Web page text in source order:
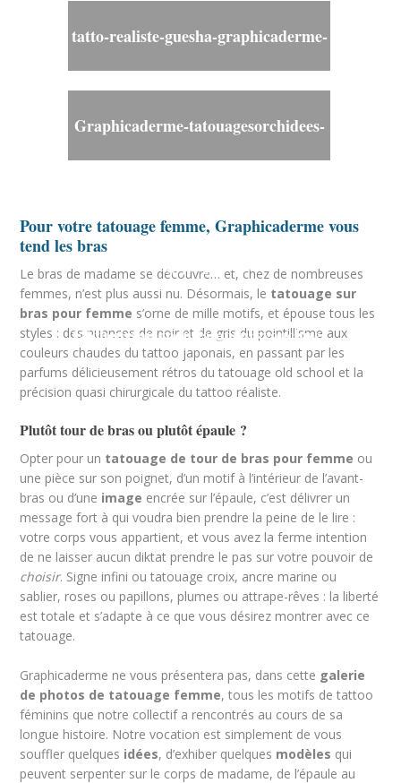
tatto-realiste-guesha-graphicaderme-
Graphicaderme-tatouagesorchidees-
tatouagepoignetfleurs-
tatoueursavignon-tatoueursvaucluse-
meilleurstatoueur.jpg
Pour votre tatouage femme, Graphicaderme vous
tend les bras
Le bras de madame se découvre… et, chez de nombreuses
femmes, n’est plus aussi nu. Désormais, le tatouage sur
bras pour femme s’orne de mille motifs, et épouse tous les
styles : des nuances de noir et de gris du pointillisme aux
couleurs chaudes du tattoo japonais, en passant par les
parfums délicieusement rétros du tatouage old school et la
précision quasi chirurgicale du tattoo réaliste.
Plutôt tour de bras ou plutôt épaule ?
Opter pour un tatouage de tour de bras pour femme ou
une pièce sur son poignet, d’un motif à l’intérieur de l’avant-
bras ou d’une image encrée sur l’épaule, c’est délivrer un
message fort à qui voudra bien prendre la peine de le lire :
votre corps vous appartient, et vous avez la ferme intention
de ne laisser aucun diktat prendre le pas sur votre pouvoir de
choisir. Signe infini ou tatouage croix, ancre marine ou
sablier, roses ou papillons, plumes ou attrape-rêves : la liberté
est totale et s’adapte à ce que vous désirez montrer avec ce
tatouage.
Graphicaderme ne vous présentera pas, dans cette galerie
de photos de tatouage femme, tous les motifs de tattoo
féminins que notre collectif a rencontrés au cours de sa
longue histoire. Notre vocation est simplement de vous
souffler quelques idées, d’exhiber quelques modèles qui
peuvent serpenter sur le corps de madame, de l’épaule au